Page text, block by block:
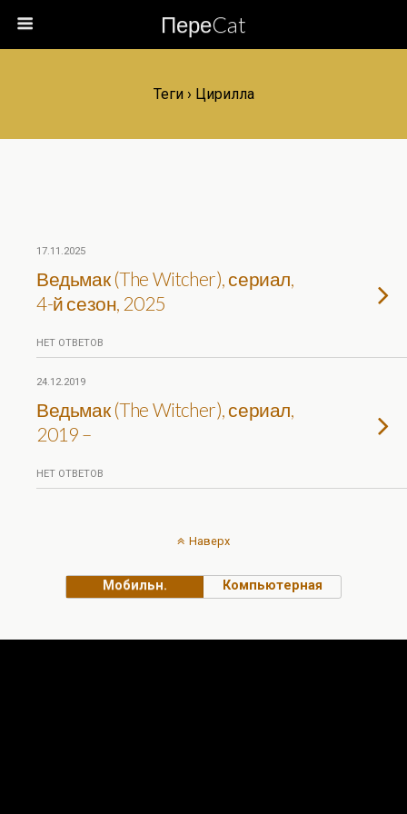
ПереCat
Теги › Цирилла
17.11.2025
Ведьмак (The Witcher), сериал,
4-й сезон, 2025
НЕТ ОТВЕТОВ
24.12.2019
Ведьмак (The Witcher), сериал,
2019 –
НЕТ ОТВЕТОВ
Наверх
Мобильн. Компьютерная